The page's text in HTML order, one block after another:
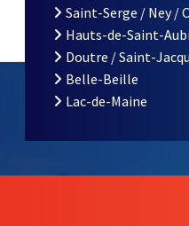
fenêtre
nouvelle fenêtre
Saint-Serge / Ney /
Hauts-de-Saint-
Doutre / Saint-
Belle-Beille
Lac-de-Maine